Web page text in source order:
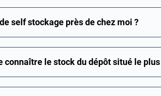
self stockage près de chez moi ?
connaître le stock du dépôt situé le